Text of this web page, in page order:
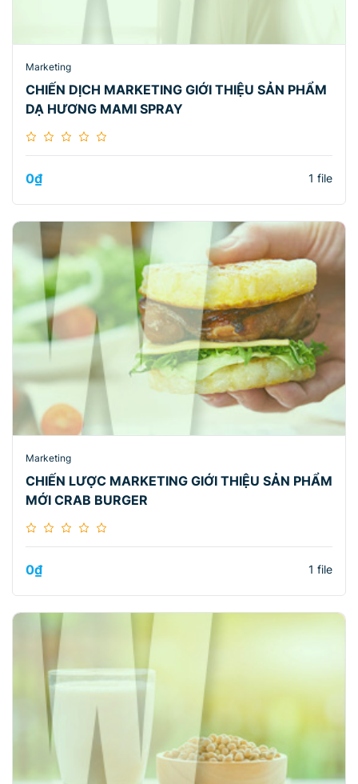
Marketing
CHIẾN DỊCH MARKETING GIỚI THIỆU SẢN PHẨM
DẠ HƯƠNG MAMI SPRAY
0₫ 1 file
Marketing
CHIẾN LƯỢC MARKETING GIỚI THIỆU SẢN PHẨM
MỚI CRAB BURGER
0₫ 1 file